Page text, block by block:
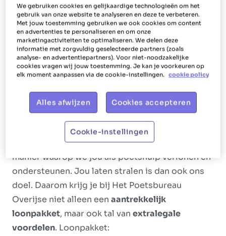
schoonmaak bij mensen thuis. Daarnaast voer je
als poetsvrouw of -man ook aanvullende
huishoudelijke taken uit: lakens verversen,
bedden opmaken, strijken, ramen lappen,
afwassen, vaat opbergen, maaltijden maken en
Ons aanbod
Het Poetsbureau gaat voorshiny, happy
medewerkers. Dat vertalen we door naar de
manier waarop we jou als poetshulp verlonen en
ondersteunen. Jou laten stralen is dan ook ons
doel. Daarom krijg je bij Het Poetsbureau
Overijse niet alleen een aantrekkelijk
loonpakket, maar ook tal van extralegale
voordelen. Loonpakket:
We gebruiken cookies en gelijkaardige technologieën om het
gebruik van onze website te analyseren en deze te verbeteren.
Met jouw toestemming gebruiken we ook cookies om content
en advertenties te personaliseren en om onze
marketingactiviteiten te optimaliseren. We delen deze
informatie met zorgvuldig geselecteerde partners (zoals
analyse- en advertentiepartners). Voor niet-noodzakelijke
cookies vragen wij jouw toestemming. Je kan je voorkeuren op
elk moment aanpassen via de cookie-instellingen. cookie policy
Alles afwijzen Cookies accepteren
Cookie-instellingen